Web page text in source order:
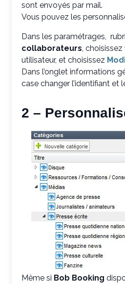
sont envoyés par mail.
Vous pouvez les
Dans les paramétrages,
collaborateurs,
utilisateur, et choisissez
Dans l’onglet informations
case changer l’identifiant et
2 –
Même si Bob Booking